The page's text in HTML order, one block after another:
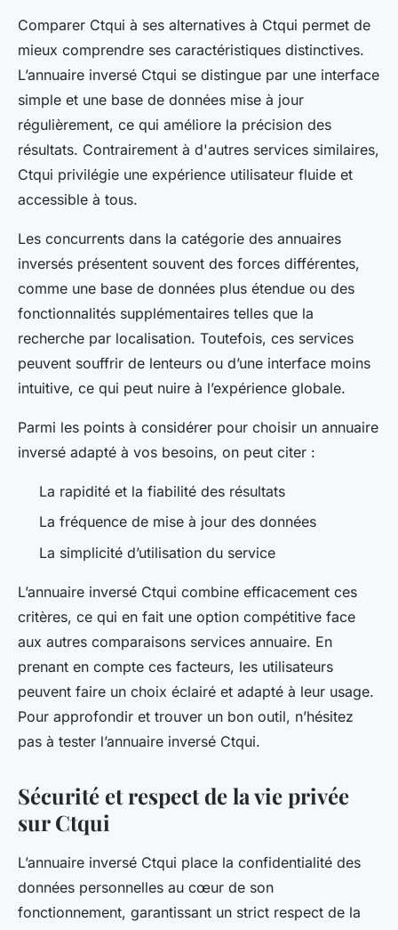
Comparer Ctqui à ses alternatives à Ctqui permet de
mieux comprendre ses caractéristiques distinctives.
L’annuaire inversé Ctqui se distingue par une interface
simple et une base de données mise à jour
régulièrement, ce qui améliore la précision des
résultats. Contrairement à d'autres services similaires,
Ctqui privilégie une expérience utilisateur fluide et
accessible à tous.
Les concurrents dans la catégorie des annuaires
inversés présentent souvent des forces différentes,
comme une base de données plus étendue ou des
fonctionnalités supplémentaires telles que la
recherche par localisation. Toutefois, ces services
peuvent souffrir de lenteurs ou d’une interface moins
intuitive, ce qui peut nuire à l’expérience globale.
Parmi les points à considérer pour choisir un annuaire
inversé adapté à vos besoins, on peut citer :
La rapidité et la fiabilité des résultats
La fréquence de mise à jour des données
La simplicité d’utilisation du service
L’annuaire inversé Ctqui combine efficacement ces
critères, ce qui en fait une option compétitive face
aux autres comparaisons services annuaire. En
prenant en compte ces facteurs, les utilisateurs
peuvent faire un choix éclairé et adapté à leur usage.
Pour approfondir et trouver un bon outil, n’hésitez
pas à tester l’annuaire inversé Ctqui.
Sécurité et respect de la vie privée
sur Ctqui
L’annuaire inversé Ctqui place la confidentialité des
données personnelles au cœur de son
fonctionnement, garantissant un strict respect de la